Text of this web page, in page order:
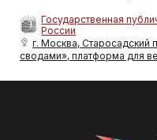
Государственная
России
г. Москва, Старосадский
сводами», платформа для